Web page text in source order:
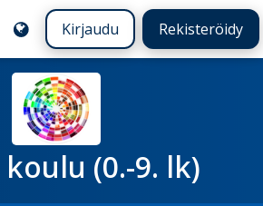
Kirjaudu Rekisteröidy
(0.-9. lk)